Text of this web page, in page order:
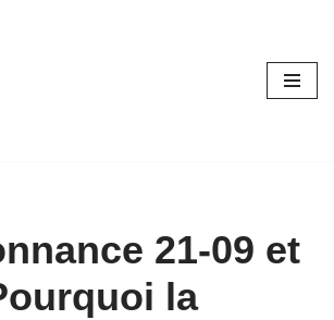
21-09 et
la